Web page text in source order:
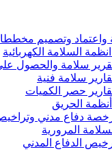
واعتماد وتصميم
السلامة الكهربائية
سلامة والحصول
سلامة فنية
حصر الكميات
الحريق
رخصة دفاع مدني
المرورية
الدفاع المدني